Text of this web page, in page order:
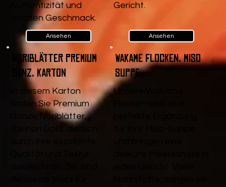
Authentizität und
frischen Geschmack.
Ansehen
Gericht.
Ansehen
Noriblätter Premium
Ganz, Karton
In diesem Karton
finden Sie Premium
Ganze Noriblätter,
Yakinori Gold, die sich
Wakame Flocken, Miso
Suppe
Unsere Wakame-